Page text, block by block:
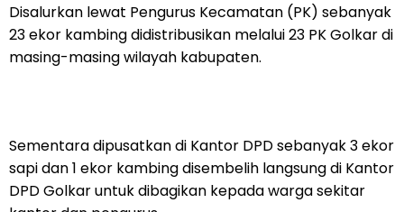
Disalurkan lewat Pengurus Kecamatan (PK) sebanyak
23 ekor kambing didistribusikan melalui 23 PK Golkar di
masing-masing wilayah kabupaten.
Sementara dipusatkan di Kantor DPD sebanyak 3 ekor
sapi dan 1 ekor kambing disembelih langsung di Kantor
DPD Golkar untuk dibagikan kepada warga sekitar